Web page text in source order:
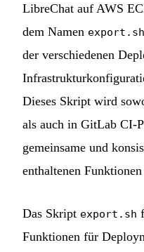
LibreChat auf AWS
dem Namen export.sh
der verschiedenen
Dieses Skript wird
als auch in GitLab CI-
gemeinsame und
enthaltenen
Das Skript export.sh
Funktionen für